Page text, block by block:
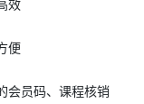
效
便
会员码、课程核销